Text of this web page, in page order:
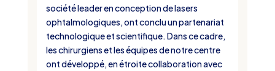
société leader en conception de lasers
ophtalmologiques, ont conclu un partenariat
technologique et scientifique. Dans ce cadre,
les chirurgiens et les équipes de notre centre
ont développé, en étroite collaboration avec